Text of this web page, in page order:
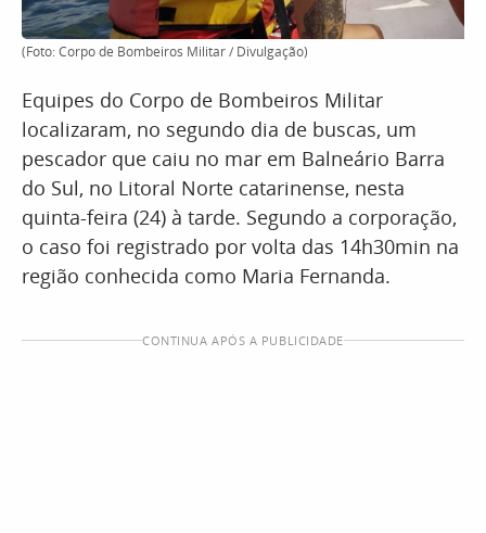
(Foto: Corpo de Bombeiros Militar / Divulgação)
Equipes do Corpo de Bombeiros Militar
localizaram, no segundo dia de buscas, um
pescador que caiu no mar em Balneário Barra
do Sul, no Litoral Norte catarinense, nesta
quinta-feira (24) à tarde. Segundo a corporação,
o caso foi registrado por volta das 14h30min na
região conhecida como Maria Fernanda.
CONTINUA APÓS A PUBLICIDADE